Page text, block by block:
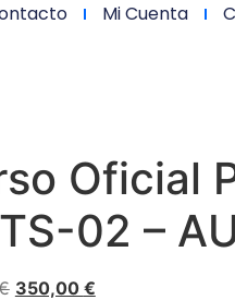
Mi Cuenta
Oficial
02 –
350,00 €